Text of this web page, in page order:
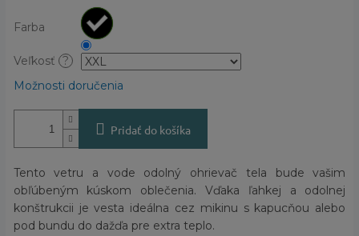
Farba
Veľkosť ?
Možnosti doručenia
Pridať do košíka
Tento vetru a vode odolný ohrievač tela bude vašim
obľúbeným kúskom oblečenia. Vďaka ľahkej a odolnej
konštrukcii je vesta ideálna cez mikinu s kapucňou alebo
pod bundu do dažďa pre extra teplo.